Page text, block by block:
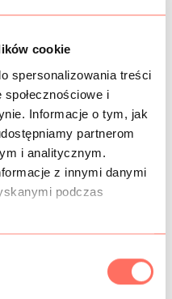
cookie
spersonalizowania treści
i
Informacje o tym, jak
partnerom
i analitycznym.
z innymi danymi
podczas
innych futer
naturalne
naturalne włosie
jest zgodny z
włosowa jest
w dotyku.
sztuczne to ciepły
kurtkę, kamizelkę oraz
się również na dodatki i
mankiety itp.
jakości. Sprzedaż od